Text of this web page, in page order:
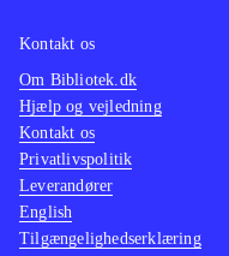
Kontakt os
Om Bibliotek.dk
Hjælp og vejledning
Kontakt os
Privatlivspolitik
Leverandører
English
Tilgængelighedserklæring